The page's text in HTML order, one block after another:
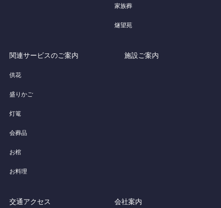
家族葬
燧望苑
関連サービスのご案内
供花
盛りかご
灯篭
会葬品
お棺
お料理
施設ご案内
交通アクセス 会社案内